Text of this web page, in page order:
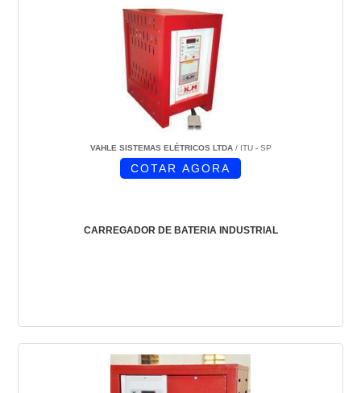
VAHLE SISTEMAS ELÉTRICOS LTDA/ ITU - SP
CARREGADOR DE BATERIA INDUSTRIAL
COTAR AGORA